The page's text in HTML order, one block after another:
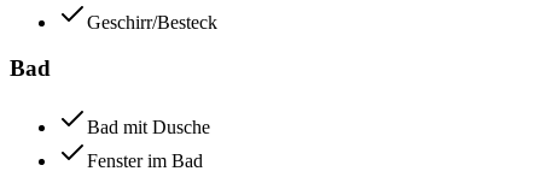
Geschirr/Besteck
Bad
Bad mit Dusche
Fenster im Bad